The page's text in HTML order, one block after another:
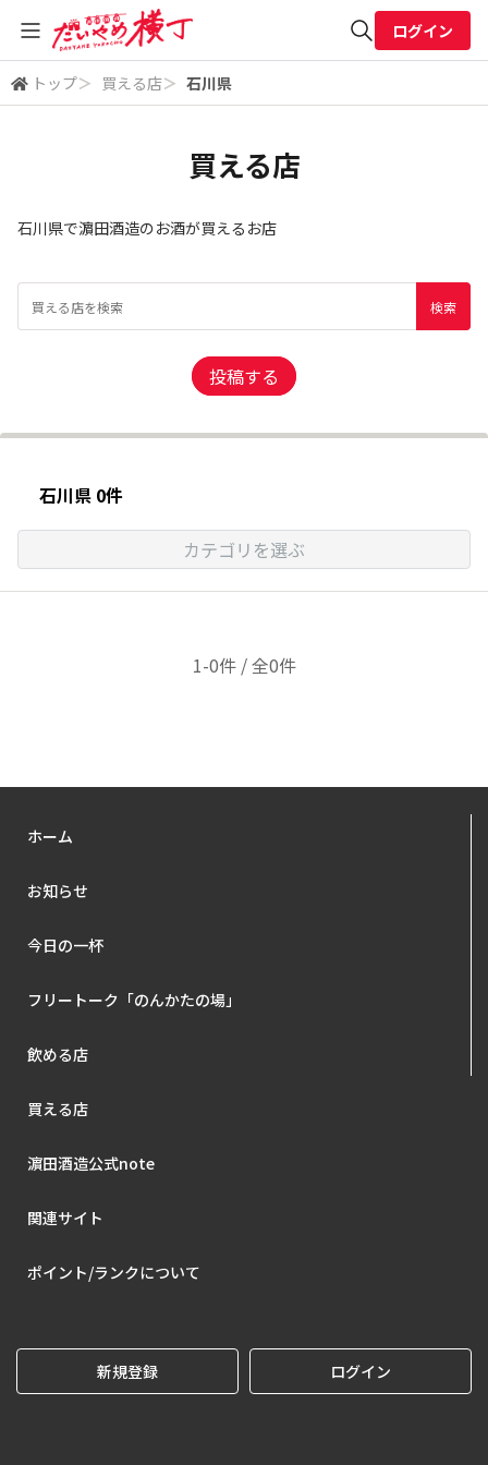
全体検索
ログイン
トップ＞ 買える店＞ 石川県
買える店
石川県で濵田酒造のお酒が買えるお店
投稿する
石川県 0件
カテゴリを選ぶ
1-0件 / 全0件
ホーム
お知らせ
今日の一杯
フリートーク「のんかたの場」
飲める店
買える店
濵田酒造公式note
関連サイト
ポイント/ランクについて
新規登録 ログイン